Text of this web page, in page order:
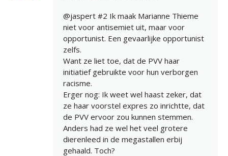
@jaspert #2 Ik maak Marianne Thieme
niet voor antisemiet uit, maar voor
opportunist. Een gevaarlijke opportunist
zelfs.
Want ze liet toe, dat de PVV haar
initiatief gebruikte voor hun verborgen
racisme.
Erger nog: Ik weet wel haast zeker, dat
ze haar voorstel expres zo inrichtte, dat
de PVV ervoor zou kunnen stemmen.
Anders had ze wel het veel grotere
dierenleed in de megastallen erbij
gehaald. Toch?